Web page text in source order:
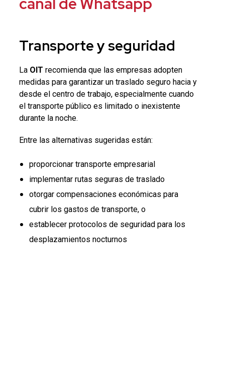
Transporte y seguridad
La OIT recomienda que las empresas adopten
medidas para garantizar un traslado seguro hacia y
desde el centro de trabajo, especialmente cuando
el transporte público es limitado o inexistente
durante la noche.
Entre las alternativas sugeridas están:
proporcionar transporte empresarial
implementar rutas seguras de traslado
otorgar compensaciones económicas para
cubrir los gastos de transporte, o
establecer protocolos de seguridad para los
desplazamientos nocturnos